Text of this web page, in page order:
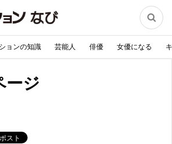

ョンの知識 芸能人 俳優 女優になる
ージ